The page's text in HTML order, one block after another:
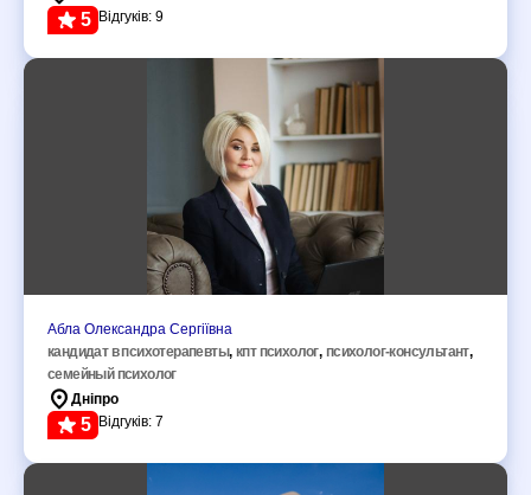
5 Відгуків: 9
Абла Олександра Сергіївна
кандидат в психотерапевты, кпт психолог, психолог-консультант,
семейный психолог
Дніпро
5 Відгуків: 7